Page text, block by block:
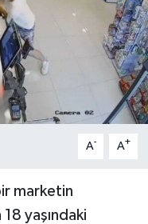
A- A+
marketin
18 yaşındaki